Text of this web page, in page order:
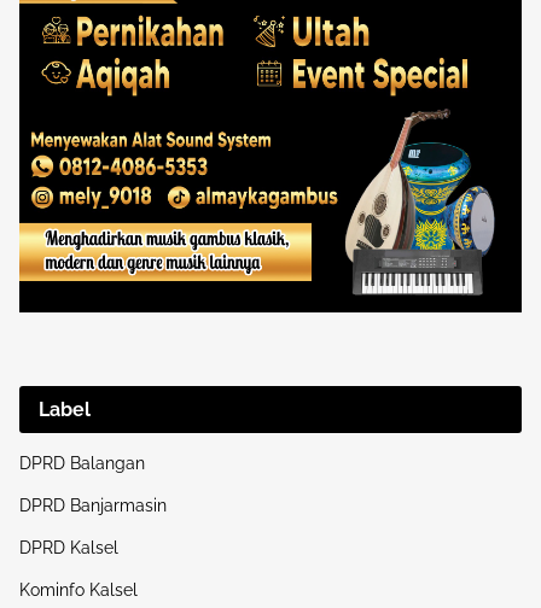
Label
DPRD Balangan
DPRD Banjarmasin
DPRD Kalsel
Kominfo Kalsel